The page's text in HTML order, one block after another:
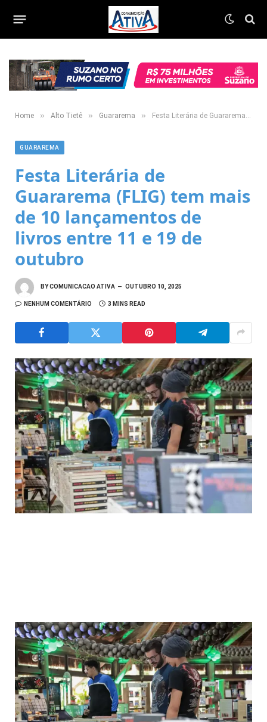
Home » Alto Tietê » Guararema » Festa Literária de Guararema (FLIG) tem mais de 10 lançamentos de livros entre 11 e 19 de outubro
GUARAREMA
Festa Literária de
Guararema (FLIG) tem mais
de 10 lançamentos de
livros entre 11 e 19 de
outubro
BYCOMUNICACAO ATIVA OUTUBRO 10, 2025
NENHUM COMENTÁRIO 3 MINS READ